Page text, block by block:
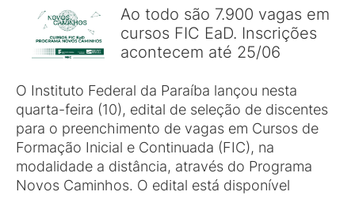
Ao todo são 7.900 vagas em
cursos FIC EaD. Inscrições
acontecem até 25/06
O Instituto Federal da Paraíba lançou nesta
quarta-feira (10), edital de seleção de discentes
para o preenchimento de vagas em Cursos de
Formação Inicial e Continuada (FIC), na
modalidade a distância, através do Programa
Novos Caminhos. O edital está disponível